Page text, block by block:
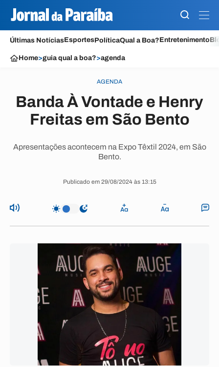
Últimas NotíciasEsportesPolíticaQual a Boa?Entretenimento
Home>guia qual a boa?>agenda
AGENDA
Banda À Vontade e Henry
Freitas em São Bento
Apresentações acontecem na Expo Têxtil 2024, em São
Bento.
Publicado em 29/08/2024 às 13:15